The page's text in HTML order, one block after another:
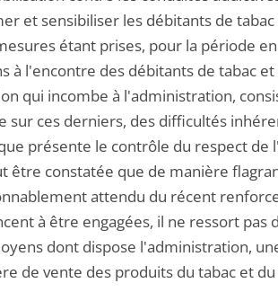
et sensibiliser les débitants de
étant prises, pour la période
à l'encontre des débitants de tabac
qui incombe à l'administration,
sur ces derniers, des difficultés
présente le contrôle du respect
être constatée que de manière
attendu du récent
à être engagées, il ne ressort pas
dont dispose l'administration,
de vente des produits du tabac et